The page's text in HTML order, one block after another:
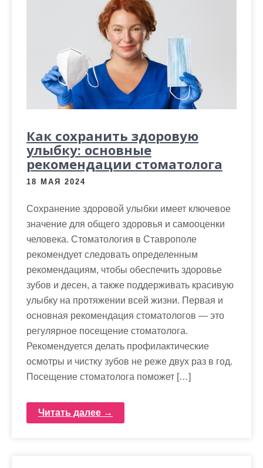
Как сохранить здоровую
улыбку: основные
рекомендации стоматолога
18 МАЯ 2024
Сохранение здоровой улыбки имеет ключевое
значение для общего здоровья и самооценки
человека. Стоматология в Ставрополе
рекомендует следовать определенным
рекомендациям, чтобы обеспечить здоровье
зубов и десен, а также поддерживать красивую
улыбку на протяжении всей жизни. Первая и
основная рекомендация стоматологов — это
регулярное посещение стоматолога.
Рекомендуется делать профилактические
осмотры и чистку зубов не реже двух раз в год.
Посещение стоматолога поможет […]
Читать далее →